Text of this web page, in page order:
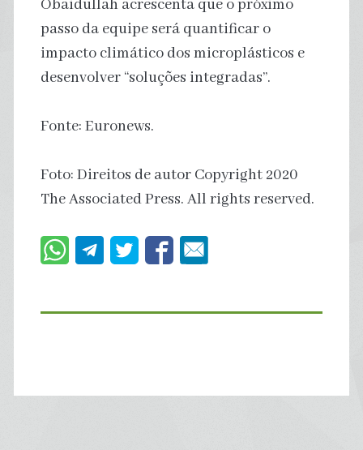
Obaidullah acrescenta que o próximo
passo da equipe será quantificar o
impacto climático dos microplásticos e
desenvolver “soluções integradas”.
Fonte: Euronews.
Foto: Direitos de autor Copyright 2020
The Associated Press. All rights reserved.